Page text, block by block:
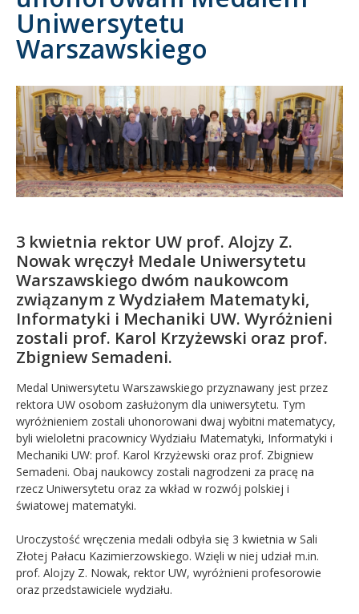
Kandydat
Uniwersytetu
Warszawskiego
3 kwietnia rektor UW prof. Alojzy Z.
Nowak wręczył Medale Uniwersytetu
Warszawskiego dwóm naukowcom
związanym z Wydziałem Matematyki,
Informatyki i Mechaniki UW. Wyróżnieni
zostali prof. Karol Krzyżewski oraz prof.
Zbigniew Semadeni.
Medal Uniwersytetu Warszawskiego przyznawany jest przez
rektora UW osobom zasłużonym dla uniwersytetu. Tym
wyróżnieniem zostali uhonorowani dwaj wybitni matematycy,
byli wieloletni pracownicy Wydziału Matematyki, Informatyki i
Mechaniki UW: prof. Karol Krzyżewski oraz prof. Zbigniew
Semadeni. Obaj naukowcy zostali nagrodzeni za pracę na
rzecz Uniwersytetu oraz za wkład w rozwój polskiej i
światowej matematyki.
Uroczystość wręczenia medali odbyła się 3 kwietnia w Sali
Złotej Pałacu Kazimierzowskiego. Wzięli w niej udział m.in.
prof. Alojzy Z. Nowak, rektor UW, wyróżnieni profesorowie
oraz przedstawiciele wydziału.